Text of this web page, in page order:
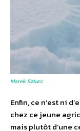
Marek Szturc
Enfin, ce n’est ni
chez ce jeune
mais plutôt d’une